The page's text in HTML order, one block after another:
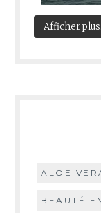
Afficher
ALOE
BEAUTÉ